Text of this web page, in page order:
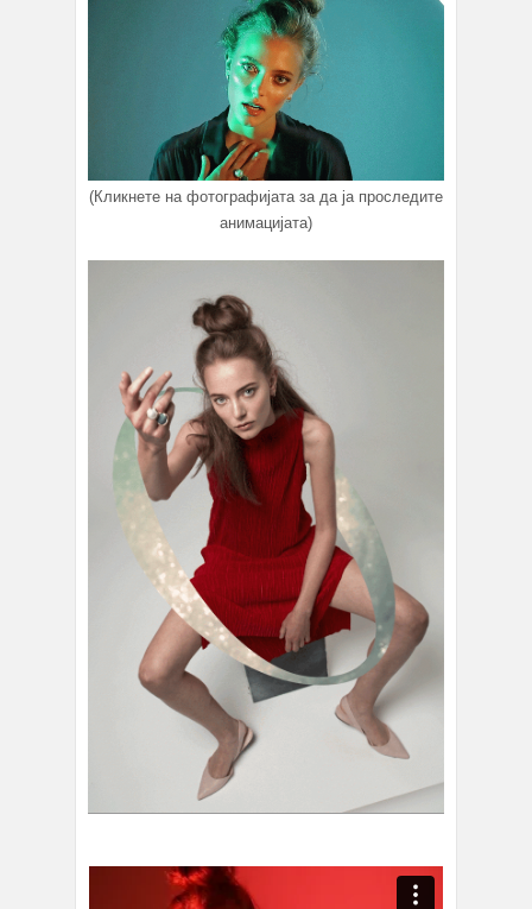
(Кликнете на фотографијата за да ја проследите
анимацијата)